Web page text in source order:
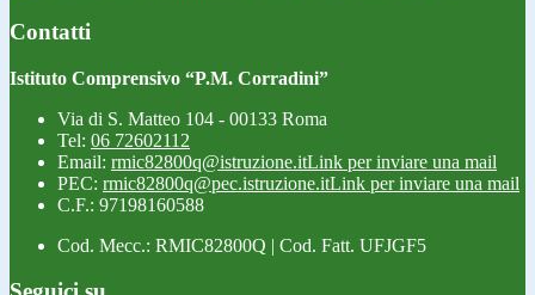
Contatti
Istituto Comprensivo “P.M. Corradini”
Via di S. Matteo 104 - 00133 Roma
Tel: 06 72602112
Email: rmic82800q@istruzione.itLink per inviare una mail
PEC: rmic82800q@pec.istruzione.itLink per inviare una mail
C.F.: 97198160588
Cod. Mecc.: RMIC82800Q | Cod. Fatt. UFJGF5